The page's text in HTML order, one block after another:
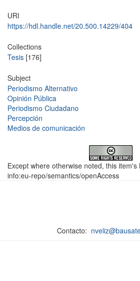
URI
https://hdl.handle.net/20.500.14229/404
Collections
Tesis [176]
Subject
Periodismo Alternativo
Opinión Pública
Periodismo Ciudadano
Percepción
Medios de comunicación
Except where otherwise noted, this
info:eu-repo/semantics/openAccess
Contacto: